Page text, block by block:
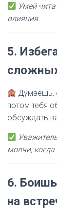
Умей
влияния.
5.
Думаешь,
потом тебя
обсуждать
молчи,
6.
на